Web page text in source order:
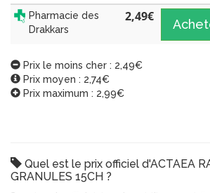
Pharmacie des
Drakkars
2,49€
Prix le moins cher : 2,49€
Prix moyen : 2,74€
Prix maximum : 2,99€
Quel est le prix officiel d'ACTAEA
GRANULES 15CH ?